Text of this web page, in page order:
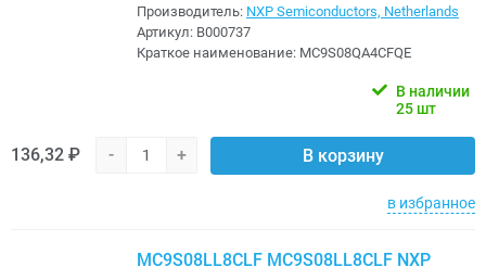
Производитель: NXP Semiconductors, Netherlands
Артикул: B000737
Краткое наименование: MC9S08QA4CFQE
В наличии
25 шт
136,32 ₽ - + В корзину
в избранное
MC9S08LL8CLF MC9S08LL8CLF NXP